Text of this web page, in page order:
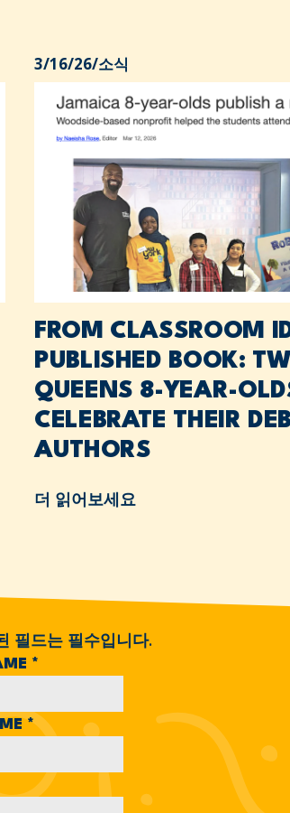
3/16/26/소식
FROM CLASSROOM
PUBLISHED BOOK:
QUEENS 8-YEAR-
CELEBRATE THEIR
AUTHORS
더 읽어보세요
필드는 필수입니다.
*
*